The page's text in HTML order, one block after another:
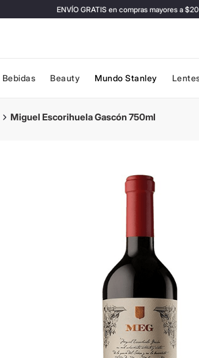
ENVÍO GRATIS en compras mayores a
Bebidas Beauty Mundo Stanley
Miguel Escorihuela Gascón 750ml